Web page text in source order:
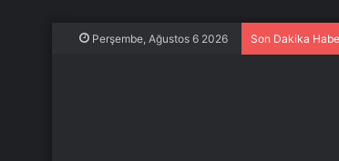
Perşembe, Ağustos 6 2026 Son Dakika